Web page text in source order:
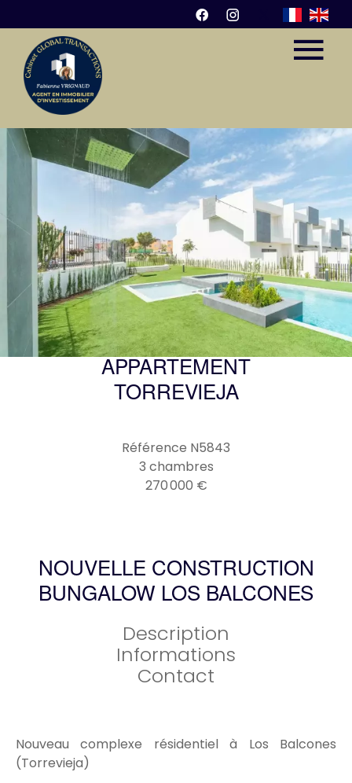
APPARTEMENT
TORREVIEJA
Référence N5843
3 chambres
270 000 €
NOUVELLE CONSTRUCTION
BUNGALOW LOS BALCONES
Description
Informations
Contact
Nouveau complexe résidentiel à Los Balcones
(Torrevieja)